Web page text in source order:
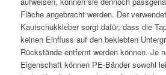
Fläche angebracht werden. Der
Kautschukkleber sorgt dafür, dass die
keinen Einfluss auf den beklebten
Rückstände entfernt werden können. Je
Eigenschaft können PE-Bänder sowohl